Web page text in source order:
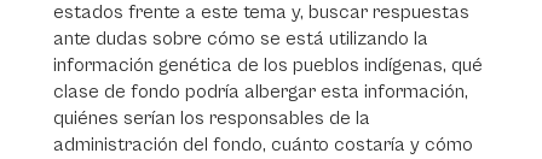
estados frente a este tema y, buscar respuestas
ante dudas sobre cómo se está utilizando la
información genética de los pueblos indígenas, qué
clase de fondo podría albergar esta información,
quiénes serían los responsables de la
administración del fondo, cuánto costaría y cómo